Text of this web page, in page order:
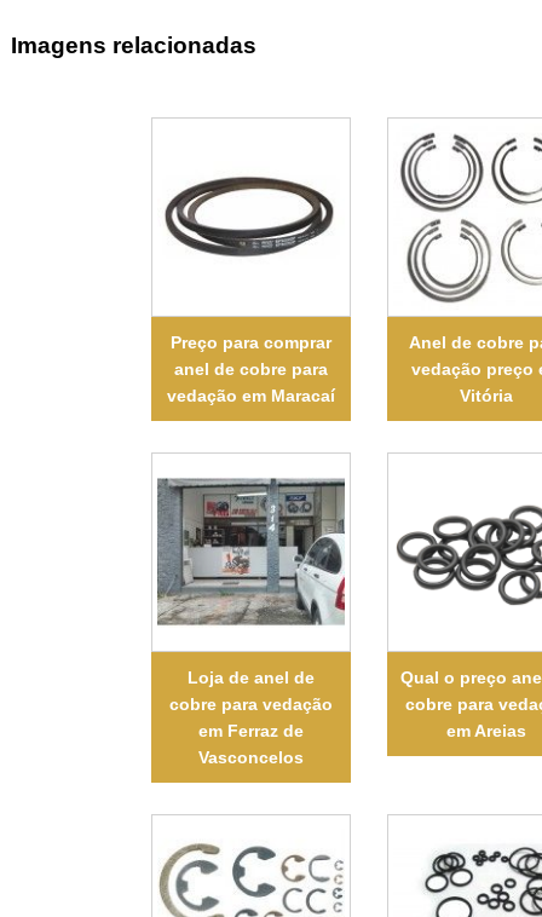
Imagens relacionadas
Preço para comprar
anel de cobre para
vedação em Maracaí
Anel de cobre
vedação preço
Vitória
Loja de anel de
cobre para vedação
em Ferraz de
Vasconcelos
Qual o preço
cobre para
em Areias